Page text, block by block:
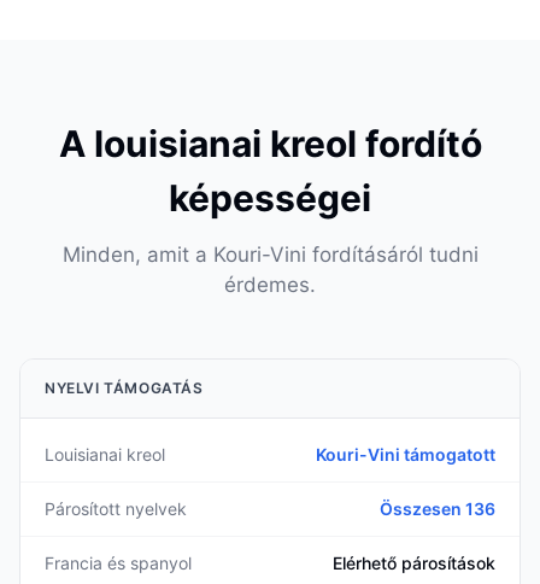
A louisianai kreol fordító
képességei
Minden, amit a Kouri-Vini fordításáról tudni
érdemes.
NYELVI TÁMOGATÁS
Louisianai kreol Kouri-Vini támogatott
Párosított nyelvek Összesen 136
Francia és spanyol Elérhető párosítások